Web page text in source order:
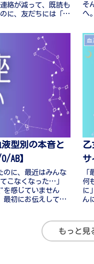
絡が減って、既読も
に、友だちには「ま
そ
へ
型別の本音と
AB】
のに、最近はみんな
こなくなった…」
を感じていません
初にお伝えしてお
血
乙
サ
何
に
ん
もっと見